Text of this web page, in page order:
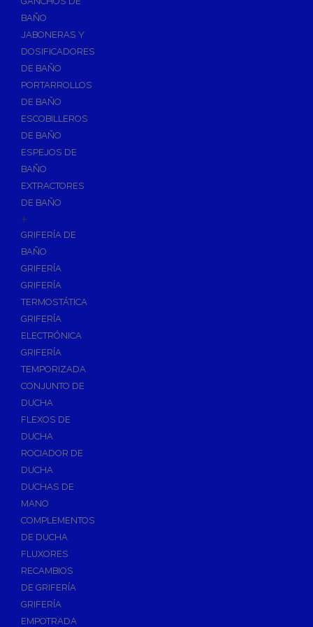
Accesorios y Grupos Contra Incendios
Calderas y estufas de biomasa
Sistemas de Energía Solar Térmica
Estructuras de soporte
Sistemas de Aerotermia
Sistemas de Energía Solar Fotovoltaica
Paneles
Inversores
Baterías
Estructuras
Fontanería
Aislamientos para Tuberías
Accesorios para Instalación de Gas
Válvulas para Gas
Accesorios y Repuestos de Gas
Baterias y Contadores
Bombas
Bombas Sumergibles
Bombas de Drenaje y Residual
Bombas de Superficies Horizontal y Vertical
Desagües
Válvulas de Desagüe
Válvulas para Platos de Ducha y Bañeras
Sifones
Sumideros y Botes Sifónicos
Accesorios para Desagüe
Flotadores y Boyas
BAÑO
JABONERAS Y
DOSIFICADORES
DE BAÑO
PORTARROLLOS
DE BAÑO
ESCOBILLEROS
DE BAÑO
ESPEJOS DE
BAÑO
EXTRACTORES
DE BAÑO
+
GRIFERÍA DE
BAÑO
GRIFERÍA
GRIFERÍA
TERMOSTÁTICA
GRIFERÍA
ELECTRÓNICA
GRIFERÍA
TEMPORIZADA
CONJUNTO DE
DUCHA
FLEXOS DE
DUCHA
ROCIADOR DE
DUCHA
DUCHAS DE
MANO
COMPLEMENTOS
DE DUCHA
FLUXORES
RECAMBIOS
DE GRIFERÍA
GRIFERÍA
EMPOTRADA